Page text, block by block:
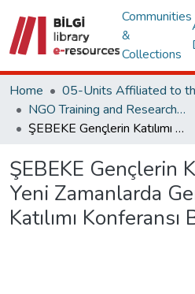
Communities
&
Collections
Home
NGO Training and Research Center
ŞEBEKE Gençlerin Katılımı Projesi: Yeni Zamanlarda Genç Yurttaşların Katılımı Konferansı Bildiriler Kitabı
ŞEBEKE Gençlerin
Yeni Zamanlarda
Katılımı